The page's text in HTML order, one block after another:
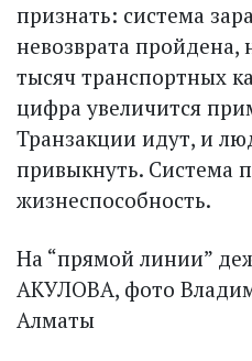
признать: система
невозврата пройдена,
тысяч транспортных
цифра увеличится
Транзакции идут, и
привыкнуть. Система
жизнеспособность.
На “прямой линии”
АКУЛОВА, фото
Алматы